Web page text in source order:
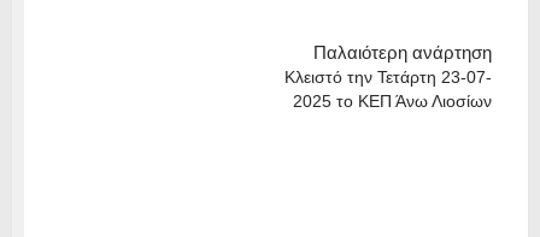
Παλαιότερη ανάρτηση
Κλειστό την Τετάρτη 23-07-
2025 το ΚΕΠ Άνω Λιοσίων